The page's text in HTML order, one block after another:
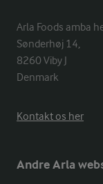
Arla Foods amba
Sønderhøj 14,
8260 Viby J
Denmark
Kontakt os her
Andre Arla